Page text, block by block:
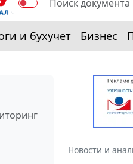
и бухучет Бизнес
Новости и